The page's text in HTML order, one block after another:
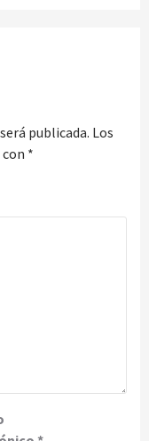
publicada. Los
*